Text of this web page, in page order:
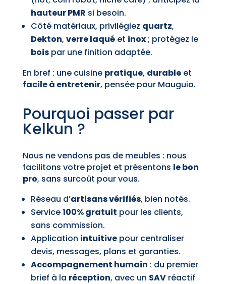
hauteur PMR si besoin.
Côté matériaux, privilégiez quartz,
Dekton, verre laquéet inox; protégez le
boispar une finition adaptée.
En bref : une cuisine pratique, durableet
facile à entretenir, pensée pour Mauguio.
Pourquoi passer par
Kelkun ?
Nous ne vendons pas de meubles : nous
facilitons votre projet et présentons le bon
pro, sans surcoût pour vous.
Réseau d’artisans vérifiés, bien notés.
Service100% gratuit pour les clients,
sans commission.
Application intuitivepour centraliser
devis, messages, plans et garanties.
Accompagnement humain : du premier
brief à la réception, avec un SAVréactif